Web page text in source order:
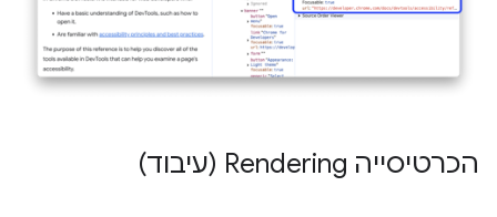
הכרטיסייה Rendering (עיבוד)